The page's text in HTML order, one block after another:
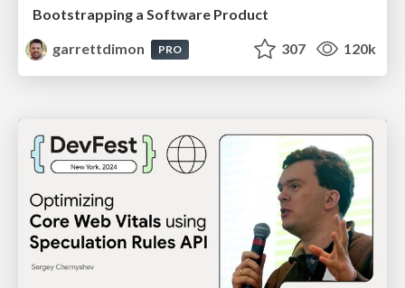
Bootstrapping a Software Product
garrettdimon
PRO 307 120k